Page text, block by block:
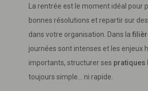
La rentrée est le moment idéal pour
bonnes résolutions et repartir sur
dans votre organisation. Dans la
journées sont intenses et les enjeux
importants, structurer ses pratiques
toujours simple… ni rapide.